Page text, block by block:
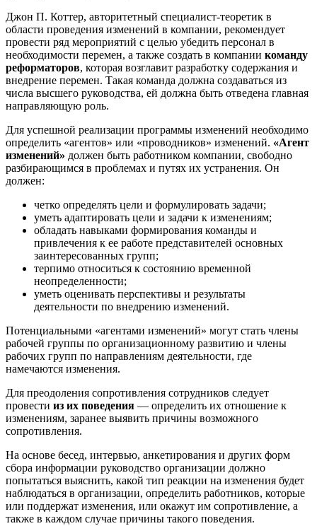
Джон П. Коттер, авторитетный специалист-теоретик в
области проведения изменений в компании, рекомендует
провести ряд мероприятий с целью убедить персонал в
необходимости перемен, а также создать в компании команду
реформаторов, которая возглавит разработку содержания и
внедрение перемен. Такая команда должна создаваться из
числа высшего руководства, ей должна быть отведена главная
направляющую роль.
Для успешной реализации программы изменений необходимо
определить «агентов» или «проводников» изменений. «Агент
изменений» должен быть работником компании, свободно
разбирающимся в проблемах и путях их устранения. Он
должен:
четко определять цели и формулировать задачи;
уметь адаптировать цели и задачи к изменениям;
обладать навыками формирования команды и
привлечения к ее работе представителей основных
заинтересованных групп;
терпимо относиться к состоянию временной
неопределенности;
уметь оценивать перспективы и результаты
деятельности по внедрению изменений.
Потенциальными «агентами изменений» могут стать члены
рабочей группы по организационному развитию и члены
рабочих групп по направлениям деятельности, где
намечаются изменения.
Для преодоления сопротивления сотрудников следует
провести из их поведения — определить их отношение к
изменениям, заранее выявить причины возможного
сопротивления.
На основе бесед, интервью, анкетирования и других форм
сбора информации руководство организации должно
попытаться выяснить, какой тип реакции на изменения будет
наблюдаться в организации, определить работников, которые
или поддержат изменения, или окажут им сопротивление, а
также в каждом случае причины такого поведения.